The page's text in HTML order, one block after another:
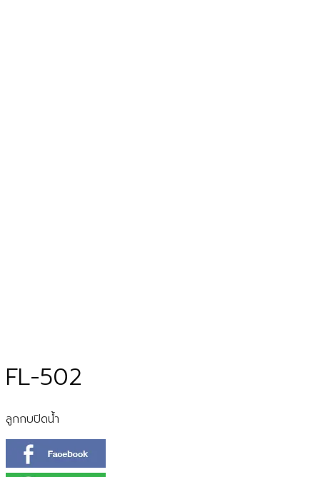
FL-502
ลูกกบปิดน้ำ